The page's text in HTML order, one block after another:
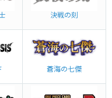
決戦の刻
蒼海の七傑